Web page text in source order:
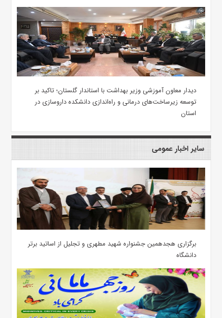
دیدار معاون آموزشی وزیر بهداشت با استاندار گلستان؛ تاکید بر
توسعه زیرساخت‌های درمانی و راه‌اندازی دانشکده داروسازی در
استان
سایر اخبار عمومی
برگزاری هجدهمین جشنواره شهید مطهری و تجلیل از اساتید برتر
دانشگاه